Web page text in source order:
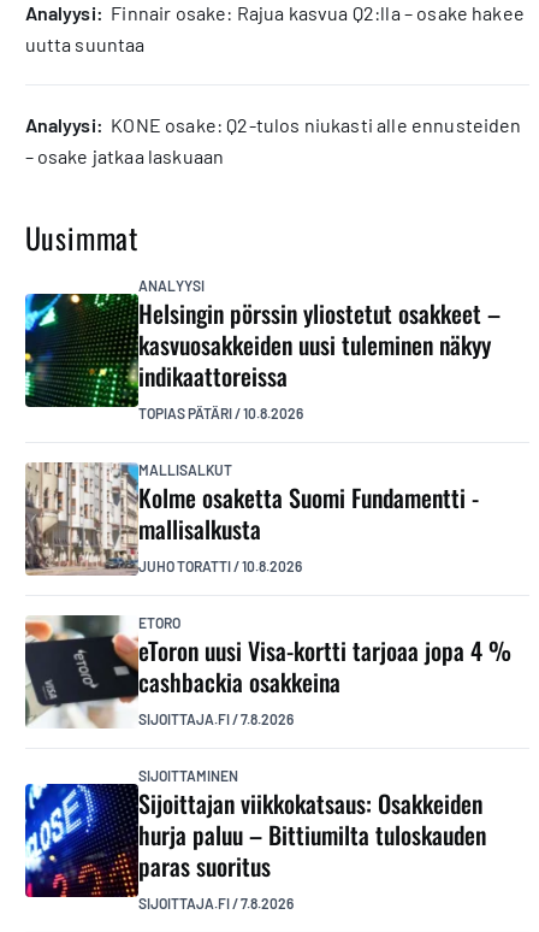
analyysi: Finnair osake: Rajua kasvua Q2:lla – osake hakee
uutta suuntaa
analyysi: KONE osake: Q2-tulos niukasti alle ennusteiden
– osake jatkaa laskuaan
Uusimmat
ANALYYSI
Helsingin pörssin yliostetut osakkeet –
kasvuosakkeiden uusi tuleminen näkyy
indikaattoreissa
TOPIAS PÄTÄRI/10.8.2026
MALLISALKUT
Kolme osaketta Suomi Fundamentti -
mallisalkusta
JUHO TORATTI/10.8.2026
ETORO
eToron uusi Visa-kortti tarjoaa jopa 4 %
cashbackia osakkeina
SIJOITTAJA.FI/7.8.2026
SIJOITTAMINEN
Sijoittajan viikkokatsaus: Osakkeiden
hurja paluu – Bittiumilta tuloskauden
paras suoritus
SIJOITTAJA.FI/7.8.2026